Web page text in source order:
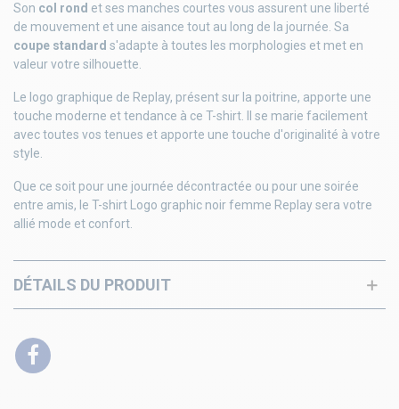
Son col rond et ses manches courtes vous assurent une liberté
de mouvement et une aisance tout au long de la journée. Sa
coupe standard s'adapte à toutes les morphologies et met en
valeur votre silhouette.
Le logo graphique de Replay, présent sur la poitrine, apporte une
touche moderne et tendance à ce T-shirt. Il se marie facilement
avec toutes vos tenues et apporte une touche d'originalité à votre
style.
Que ce soit pour une journée décontractée ou pour une soirée
entre amis, le T-shirt Logo graphic noir femme Replay sera votre
allié mode et confort.
DÉTAILS DU PRODUIT